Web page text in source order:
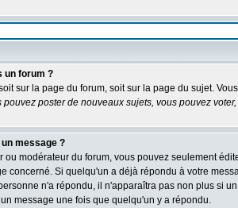
un forum ?
sur la page du forum, soit sur la page du sujet.
pouvez poster de nouveaux sujets, vous pouvez voter,
message ?
ou modérateur du forum, vous pouvez seulement
concerné. Si quelqu'un a déjà répondu à votre
n'a répondu, il n'apparaîtra pas non plus si
message une fois que quelqu'un y a répondu.